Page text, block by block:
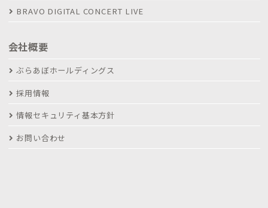
BRAVO DIGITAL CONCERT LIVE
会社概要
ぶらあぼホールディングス
採用情報
情報セキュリティ基本方針
お問い合わせ